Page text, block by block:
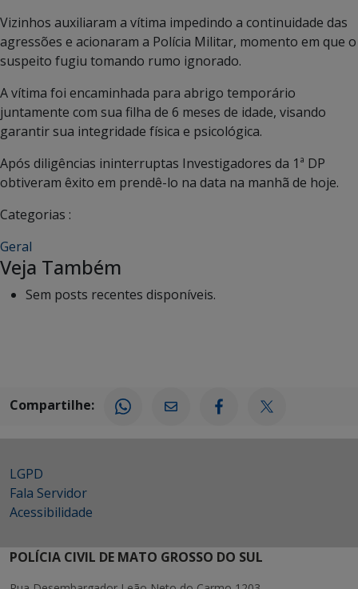
Vizinhos auxiliaram a vítima impedindo a continuidade das
agressões e acionaram a Polícia Militar, momento em que o
suspeito fugiu tomando rumo ignorado.
A vítima foi encaminhada para abrigo temporário
juntamente com sua filha de 6 meses de idade, visando
garantir sua integridade física e psicológica.
Após diligências ininterruptas Investigadores da 1ª DP
obtiveram êxito em prendê-lo na data na manhã de hoje.
Categorias :
Geral
Veja Também
Sem posts recentes disponíveis.
Compartilhe:
LGPD
Fala Servidor
Acessibilidade
POLÍCIA CIVIL DE MATO GROSSO DO SUL